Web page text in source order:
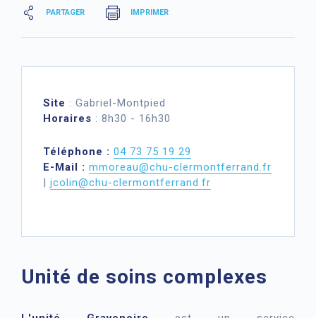
PARTAGER IMPRIMER
Site : Gabriel-Montpied
Horaires : 8h30 - 16h30
Téléphone : 04 73 75 19 29
E-Mail : mmoreau@chu-clermontferrand.fr
| jcolin@chu-clermontferrand.fr
Unité de soins complexes